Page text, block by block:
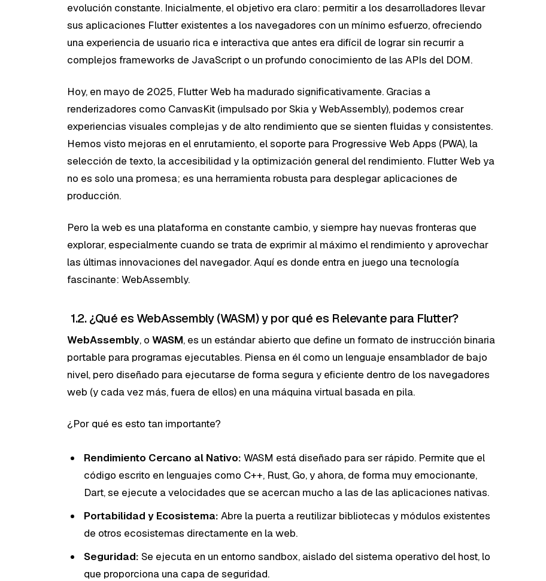
evolución constante. Inicialmente, el objetivo era claro: permitir a los desarrolladores llevar
sus aplicaciones Flutter existentes a los navegadores con un mínimo esfuerzo, ofreciendo
una experiencia de usuario rica e interactiva que antes era difícil de lograr sin recurrir a
complejos frameworks de JavaScript o un profundo conocimiento de las APIs del DOM.
Hoy, en mayo de 2025, Flutter Web ha madurado significativamente. Gracias a
renderizadores como CanvasKit (impulsado por Skia y WebAssembly), podemos crear
experiencias visuales complejas y de alto rendimiento que se sienten fluidas y consistentes.
Hemos visto mejoras en el enrutamiento, el soporte para Progressive Web Apps (PWA), la
selección de texto, la accesibilidad y la optimización general del rendimiento. Flutter Web ya
no es solo una promesa; es una herramienta robusta para desplegar aplicaciones de
producción.
Pero la web es una plataforma en constante cambio, y siempre hay nuevas fronteras que
explorar, especialmente cuando se trata de exprimir al máximo el rendimiento y aprovechar
las últimas innovaciones del navegador. Aquí es donde entra en juego una tecnología
fascinante: WebAssembly.
1.2. ¿Qué es WebAssembly (WASM) y por qué es Relevante para Flutter?
WebAssembly, o WASM, es un estándar abierto que define un formato de instrucción binaria
portable para programas ejecutables. Piensa en él como un lenguaje ensamblador de bajo
nivel, pero diseñado para ejecutarse de forma segura y eficiente dentro de los navegadores
web (y cada vez más, fuera de ellos) en una máquina virtual basada en pila.
¿Por qué es esto tan importante?
Rendimiento Cercano al Nativo: WASM está diseñado para ser rápido. Permite que el
código escrito en lenguajes como C++, Rust, Go, y ahora, de forma muy emocionante,
Dart, se ejecute a velocidades que se acercan mucho a las de las aplicaciones nativas.
Portabilidad y Ecosistema: Abre la puerta a reutilizar bibliotecas y módulos existentes
de otros ecosistemas directamente en la web.
Seguridad: Se ejecuta en un entorno sandbox, aislado del sistema operativo del host, lo
que proporciona una capa de seguridad.